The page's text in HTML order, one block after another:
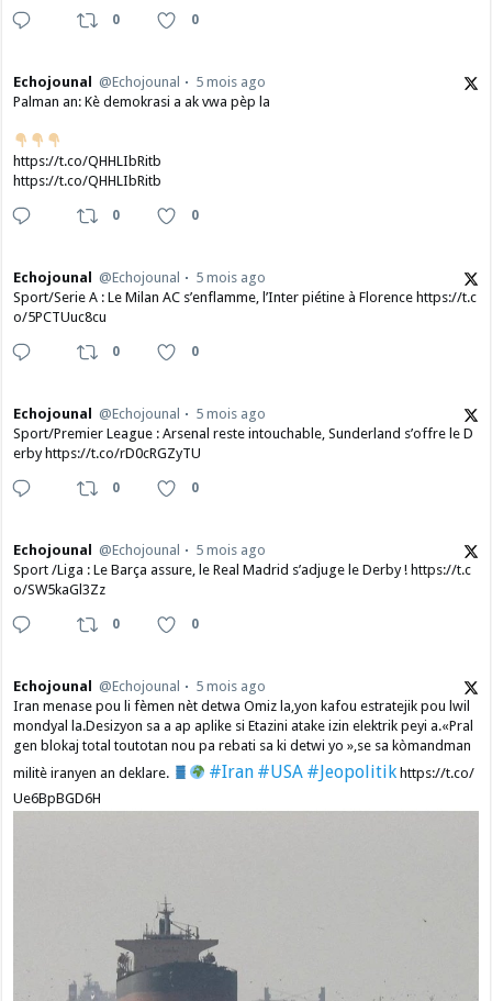
0 0
Echojounal @Echojounal
5 mois ago
Palman an: Kè demokrasi a ak vwa pèp la
https://t.co/QHHLIbRitb
https://t.co/QHHLIbRitb
0 0
Echojounal @Echojounal
5 mois ago
Sport/Serie A : Le Milan AC s’enflamme, l’Inter piétine à Florence https://t.c
o/5PCTUuc8cu
0 0
Echojounal @Echojounal
5 mois ago
Sport/Premier League : Arsenal reste intouchable, Sunderland s’offre le D
erby https://t.co/rD0cRGZyTU
0 0
Echojounal @Echojounal
5 mois ago
Sport /Liga : Le Barça assure, le Real Madrid s’adjuge le Derby ! https://t.c
o/SW5kaGl3Zz
0 0
Echojounal @Echojounal
5 mois ago
Iran menase pou li fèmen nèt detwa Omiz la,yon kafou estratejik pou lwil
mondyal la.Desizyon sa a ap aplike si Etazini atake izin elektrik peyi a.​«Pral
gen blokaj total toutotan nou pa rebati sa ki detwi yo »,se sa kòmandman
militè iranyen an deklare.
#Iran #USA #Jeopolitikhttps://t.co/
Ue6BpBGD6H